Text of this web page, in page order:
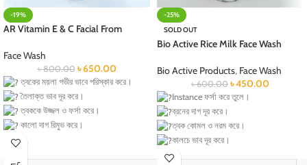
-19%
AR Vitamin E & C Facial From
Face Wash
৳800.00 ৳650.00
ত্বকের ময়লা গভীর ভাবে পরিস্কার করে।
তৈলাক্ত ভাব দূর করে।
ত্বককে উজ্জল ও ফর্সা করে।
কালো দাগ রিমুভ করে।
ত্বক নরম ও সতেজ করে।
-25%
SOLD OUT
Bio Active Rice Milk Face Wash
Bio Active Products, Face Wash
৳600.00 ৳450.00
Instance ফর্সা করে তুলে।
ব্রনের দাগ দূর করে।
ত্বক কোমল ও নরম করে।
কালচে ভাব দূর করে।
রোদে পোরা ভাব দূর করে।